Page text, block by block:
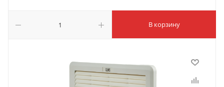
В корзину